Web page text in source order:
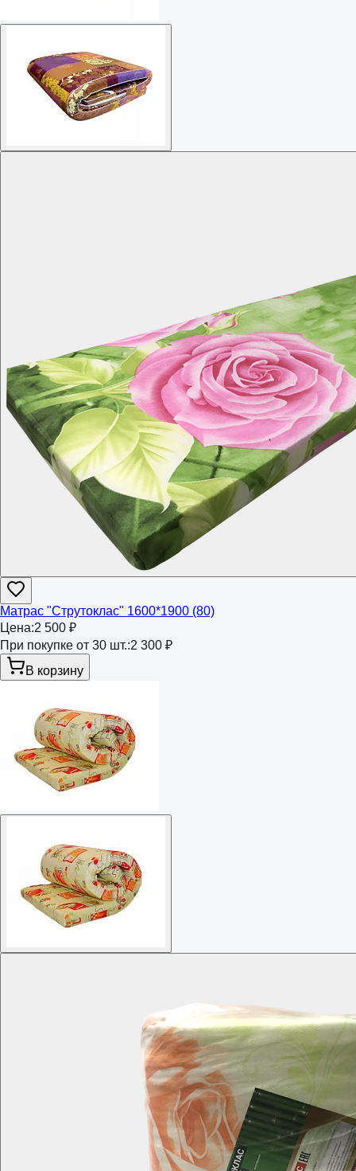
Матрас "Струтоклас" 1600*1900 (80)
Цена:2 500 ₽
При покупке от 30 шт.:2 300 ₽
В корзину